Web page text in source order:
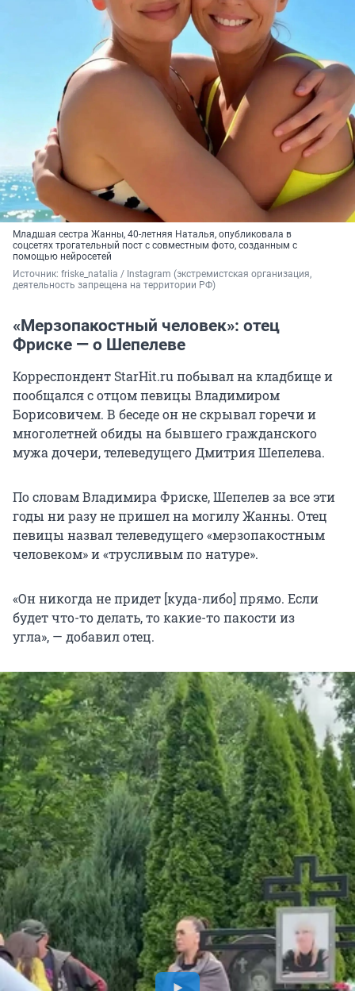
Младшая сестра Жанны, 40-летняя Наталья, опубликовала в
соцсетях трогательный пост с совместным фото, созданным с
помощью нейросетей
Источник: friske_natalia / Instagram (экстремистская организация,
деятельность запрещена на территории РФ)
«Мерзопакостный человек»: отец
Фриске — о Шепелеве
Корреспондент StarHit.ru побывал на кладбище и
пообщался с отцом певицы Владимиром
Борисовичем. В беседе он не скрывал горечи и
многолетней обиды на бывшего гражданского
мужа дочери, телеведущего Дмитрия Шепелева.
По словам Владимира Фриске, Шепелев за все эти
годы ни разу не пришел на могилу Жанны. Отец
певицы назвал телеведущего «мерзопакостным
человеком» и «трусливым по натуре».
«Он никогда не придет [куда-либо] прямо. Если
будет что-то делать, то какие-то пакости из
угла», — добавил отец.